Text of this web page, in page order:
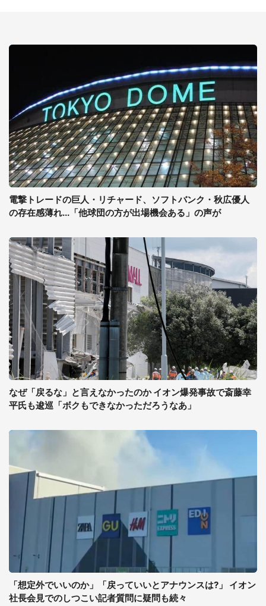
電撃トレードの巨人・リチャード、ソフトバンク・秋広優人
の存在感薄れ...「他球団の方が出場機会ある」の声が
なぜ「戻るな」と言えなかったのか イオン爆発事故で斎藤幸
平氏も逡巡「ボクもできなかっただろうなあ」
「想定外でいいのか」「戻っていいとアナウンスは?」 イオン
社長会見でのしつこい記者質問に疑問も続々